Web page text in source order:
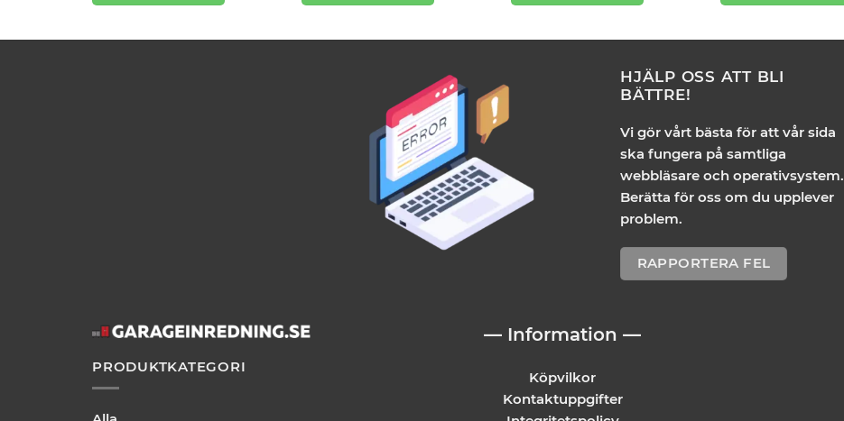
HJÄLP OSS ATT BLI
BÄTTRE!
Vi gör vårt bästa för att vår sida
ska fungera på samtliga
webbläsare och operativsystem.
Berätta för oss om du upplever
problem.
RAPPORTERA FEL
PRODUKTKATEGORI
— Information —
Köpvilkor
Kontaktuppgifter